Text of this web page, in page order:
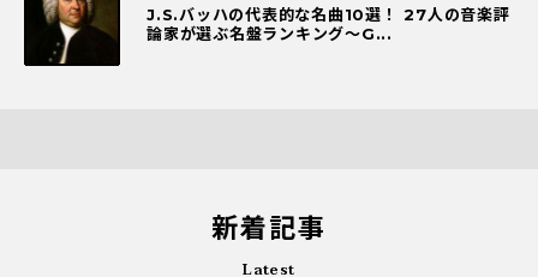
J.S.バッハの代表的な名曲10選！ 27人の音楽評
論家が選ぶ名盤ランキング〜G...
新着記事
Latest